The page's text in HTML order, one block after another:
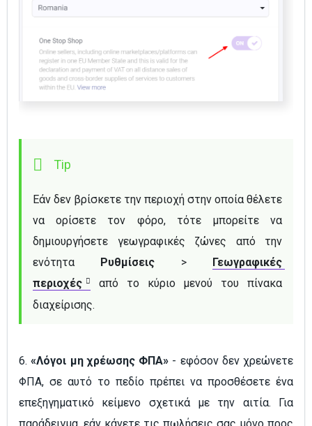
Εάν δεν βρίσκετε την περιοχή στην οποία θέλετε
να ορίσετε τον φόρο, τότε μπορείτε να
δημιουργήσετε γεωγραφικές ζώνες από την
ενότητα Ρυθμίσεις > Γεωγραφικές
περιοχές
από το κύριο μενού του πίνακα
διαχείρισης.
6.«Λόγοι μη χρέωσης ΦΠΑ» - εφόσον δεν χρεώνετε
ΦΠΑ, σε αυτό το πεδίο πρέπει να προσθέσετε ένα
επεξηγηματικό κείμενο σχετικά με την αιτία. Για